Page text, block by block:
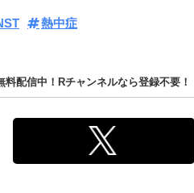
熱中症
料配信中！Rチャンネルなら登録不要！